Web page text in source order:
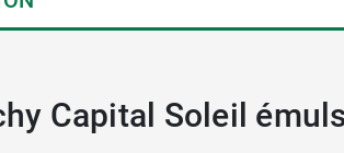
Capital Soleil